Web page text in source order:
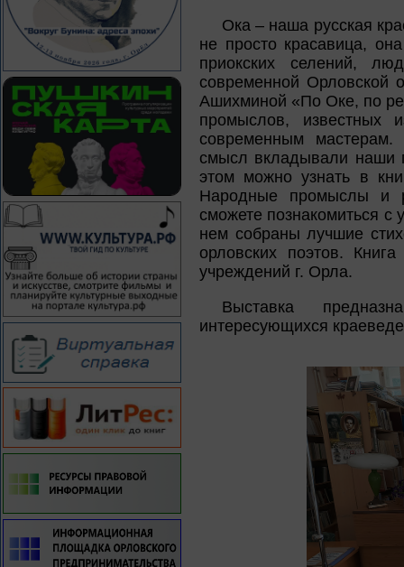
Ока – наша русская
не просто красавица,
приокских селений,
современной Орловской
Ашихминой «По Оке, по
промыслов, известных
современным
смысл вкладывали наши
этом можно узнать в
Народные промыслы и
сможете познакомиться
нем собраны лучшие
орловских поэтов.
учреждений г. Орла.
Выставка
интересующихся